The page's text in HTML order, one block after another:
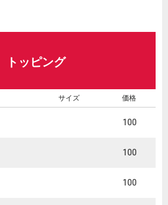
トッピング
サイズ 価格
100
100
100